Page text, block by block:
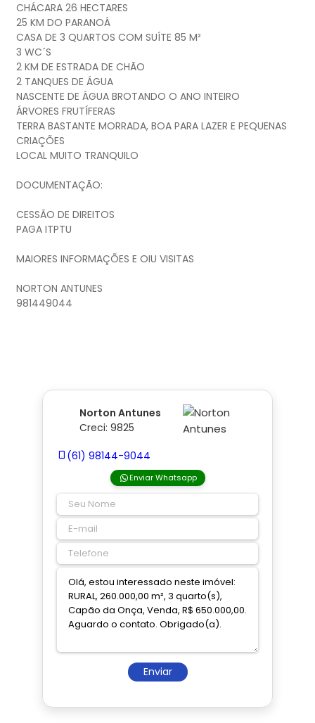
CHÁCARA 26 HECTARES
25 KM DO PARANOÁ
CASA DE 3 QUARTOS COM SUÍTE 85 M²
3 WC´S
2 KM DE ESTRADA DE CHÃO
2 TANQUES DE ÁGUA
NASCENTE DE ÁGUA BROTANDO O ANO INTEIRO
ÁRVORES FRUTÍFERAS
TERRA BASTANTE MORRADA, BOA PARA LAZER E PEQUENAS
CRIAÇÕES
LOCAL MUITO TRANQUILO
DOCUMENTAÇÃO:
CESSÃO DE DIREITOS
PAGA ITPTU
MAIORES INFORMAÇÕES E OIU VISITAS
NORTON ANTUNES
981449044
Norton Antunes
Creci: 9825
(61) 98144-9044
Enviar Whatsapp
Enviar